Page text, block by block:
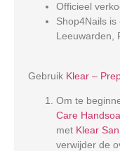
Officieel
Shop4Nails
Leeuwarden,
Gebruik Klear –
Om te
Care
met Klear
verwijder de